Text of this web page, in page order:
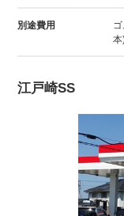
別途費用
江戸崎SS